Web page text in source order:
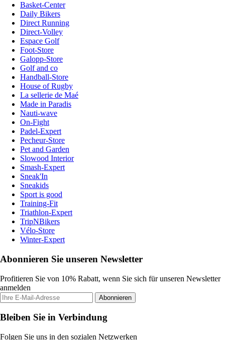
Basket-Center
Daily Bikers
Direct Running
Direct-Volley
Espace Golf
Foot-Store
Galopp-Store
Golf and co
Handball-Store
House of Rugby
La sellerie de Maé
Made in Paradis
Nauti-wave
On-Fight
Padel-Expert
Pecheur-Store
Pet and Garden
Slowood Interior
Smash-Expert
Sneak'In
Sneakids
Sport is good
Training-Fit
Triathlon-Expert
TripNBikers
Vélo-Store
Winter-Expert
Abonnieren Sie unseren Newsletter
Profitieren Sie von 10% Rabatt, wenn Sie sich für unseren Newsletter
anmelden
Abonnieren
Bleiben Sie in Verbindung
Folgen Sie uns in den sozialen Netzwerken